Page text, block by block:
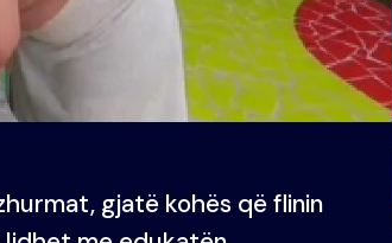
gjatë kohës që flinin